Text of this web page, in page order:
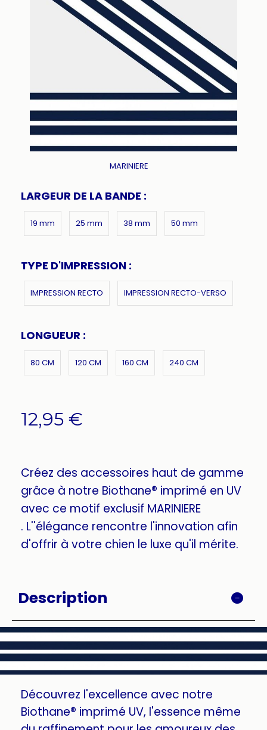
MARINIERE
LARGEUR DE LA BANDE :
19 mm 25 mm 38 mm 50 mm
TYPE D'IMPRESSION :
IMPRESSION RECTO IMPRESSION RECTO-VERSO
LONGUEUR :
80 CM 120 CM 160 CM 240 CM
12,95 €
Créez des accessoires haut de gamme
grâce à notre Biothane® imprimé en UV
avec ce motif exclusif MARINIERE
. L''élégance rencontre l'innovation afin
d'offrir à votre chien le luxe qu'il mérite.
Description
Découvrez l'excellence avec notre
Biothane® imprimé UV, l'essence même